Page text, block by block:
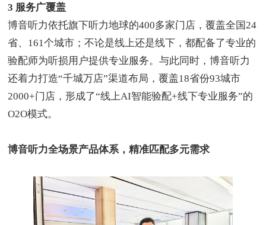
3 服务广覆盖
博音听力依托旗下听力地球的400多家门店，覆盖全国 24
省、 161个城市；不论是线上还是线下，都配备了专业的
验配师为听损用户提供专业服务。与此同时，博音听力
还着力打造“千城万店”渠道布局，覆盖18省份93城市
2000+门店，形成了“线上AI智能验配+线下专业服务”的
O2O模式。
博音听力全场景产品体系，精准匹配多元需求